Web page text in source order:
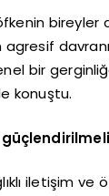
bireyler
agresif
bir
konuştu.
iletişim